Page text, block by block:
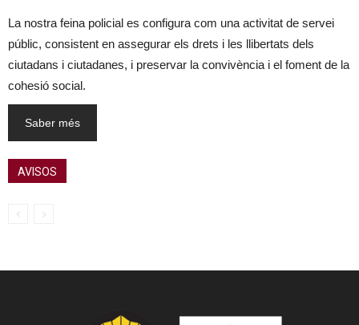
La nostra feina policial es configura com una activitat de servei
públic, consistent en assegurar els drets i les llibertats dels
ciutadans i ciutadanes, i preservar la convivència i el foment de la
cohesió social.
Saber més
AVISOS